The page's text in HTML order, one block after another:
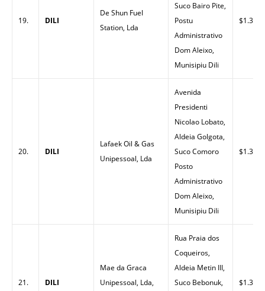
19. DILI
De Shun Fuel
Station, Lda
Suco Bairo Pite,
Postu
Administrativo
Dom Aleixo,
Munisipiu Dili
$1.33
20. DILI
Lafaek Oil & Gas
Unipessoal, Lda
Avenida
Presidenti
Nicolao Lobato,
Aldeia Golgota,
Suco Comoro
Posto
Administrativo
Dom Aleixo,
Munisipiu Dili
$1.35
21. DILI
Mae da Graca
Unipessoal, Lda,
Rua Praia dos
Coqueiros,
Aldeia Metin III,
Suco Bebonuk,
$1.30